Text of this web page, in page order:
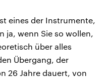
eines der Instrumente,
ja, wenn Sie so wollen,
über alles
Übergang, der
26 Jahre dauert, von